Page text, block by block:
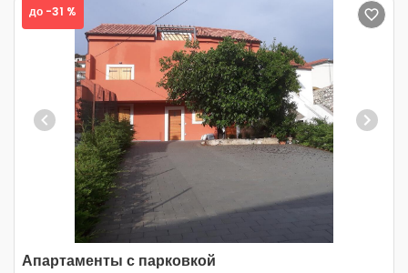
Previous Next
до -31 %
Апартаменты с парковкой